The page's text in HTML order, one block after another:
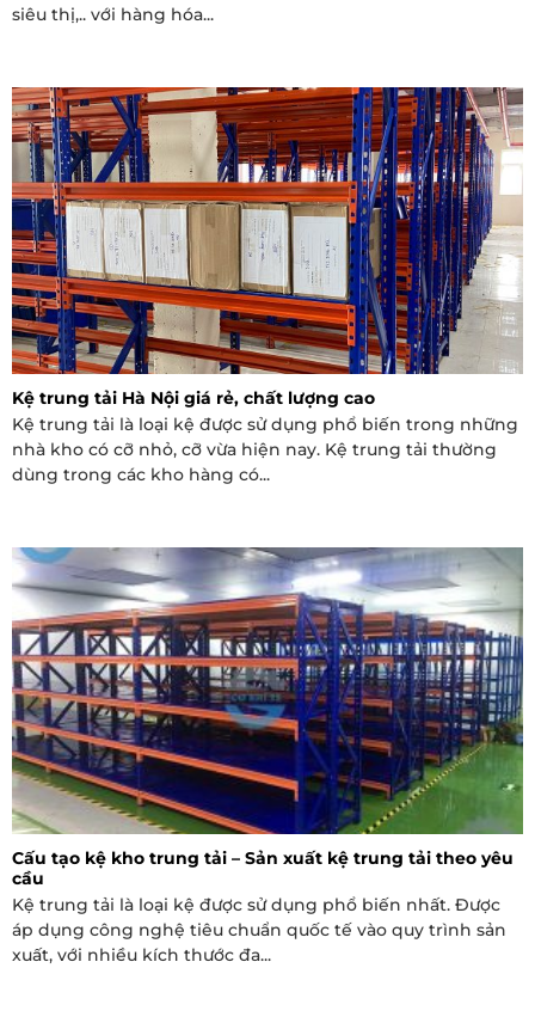
siêu thị,.. với hàng hóa...
Kệ trung tải Hà Nội giá rẻ, chất lượng cao
Kệ trung tải là loại kệ được sử dụng phổ biến trong những
nhà kho có cỡ nhỏ, cỡ vừa hiện nay. Kệ trung tải thường
dùng trong các kho hàng có...
Cấu tạo kệ kho trung tải – Sản xuất kệ trung tải theo yêu
cầu
Kệ trung tải là loại kệ được sử dụng phổ biến nhất. Được
áp dụng công nghệ tiêu chuẩn quốc tế vào quy trình sản
xuất, với nhiều kích thước đa...